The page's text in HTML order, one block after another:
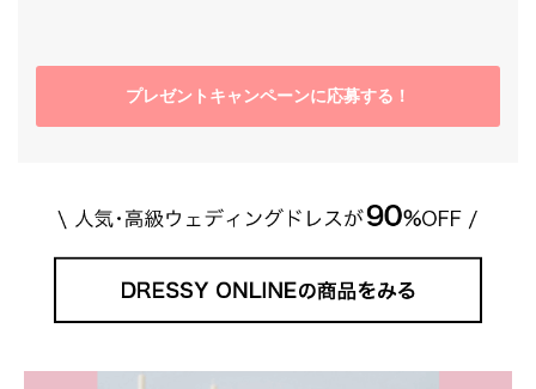
プレゼントキャンペーンに応募する！